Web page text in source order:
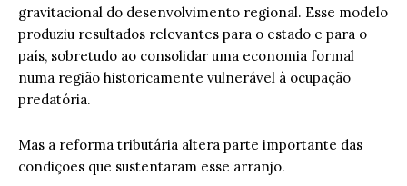
gravitacional do desenvolvimento regional. Esse modelo
produziu resultados relevantes para o estado e para o
país, sobretudo ao consolidar uma economia formal
numa região historicamente vulnerável à ocupação
predatória.
Mas a reforma tributária altera parte importante das
condições que sustentaram esse arranjo.